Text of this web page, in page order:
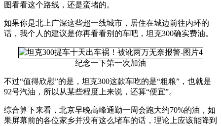
图看看这个路线，还是蛮堵的。
如果你是北上广深这些超一线城市，居住在城边前往内环的
话，我个人的建议是你再看看别的车吧，坦克300确实费油。
纪念一下第一次加油
不过“值得欣慰”的是，坦克300这款车吃的是“粗粮”，也就是
92号汽油，所以从某些程度上来说，还算“便宜”。
综合算下来看，北京早晚高峰通勤一周会跑大约70%的油，如
果屏幕前的各位家乡并没有这么堵车的话，理论上应该能降到